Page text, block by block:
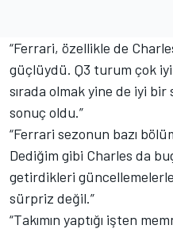
“Ferrari, özellikle de
güçlüydü. Q3 turum çok
sırada olmak yine de iyi
sonuç oldu.”
“Ferrari sezonun bazı
Dediğim gibi Charles da
getirdikleri
sürpriz değil.”
“Takımın yaptığı işten